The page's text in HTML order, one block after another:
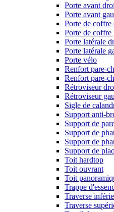
Porte avant
Porte avant
Porte de coffre
Porte de coffre
Porte latérale
Porte latérale
Porte vélo
Renfort pare-
Renfort pare-
Rétroviseur
Rétroviseur
Sigle de
Support anti-
Support de
Support de
Support de
Support de
Toit hardtop
Toit ouvrant
Toit
Trappe
Traverse
Traverse